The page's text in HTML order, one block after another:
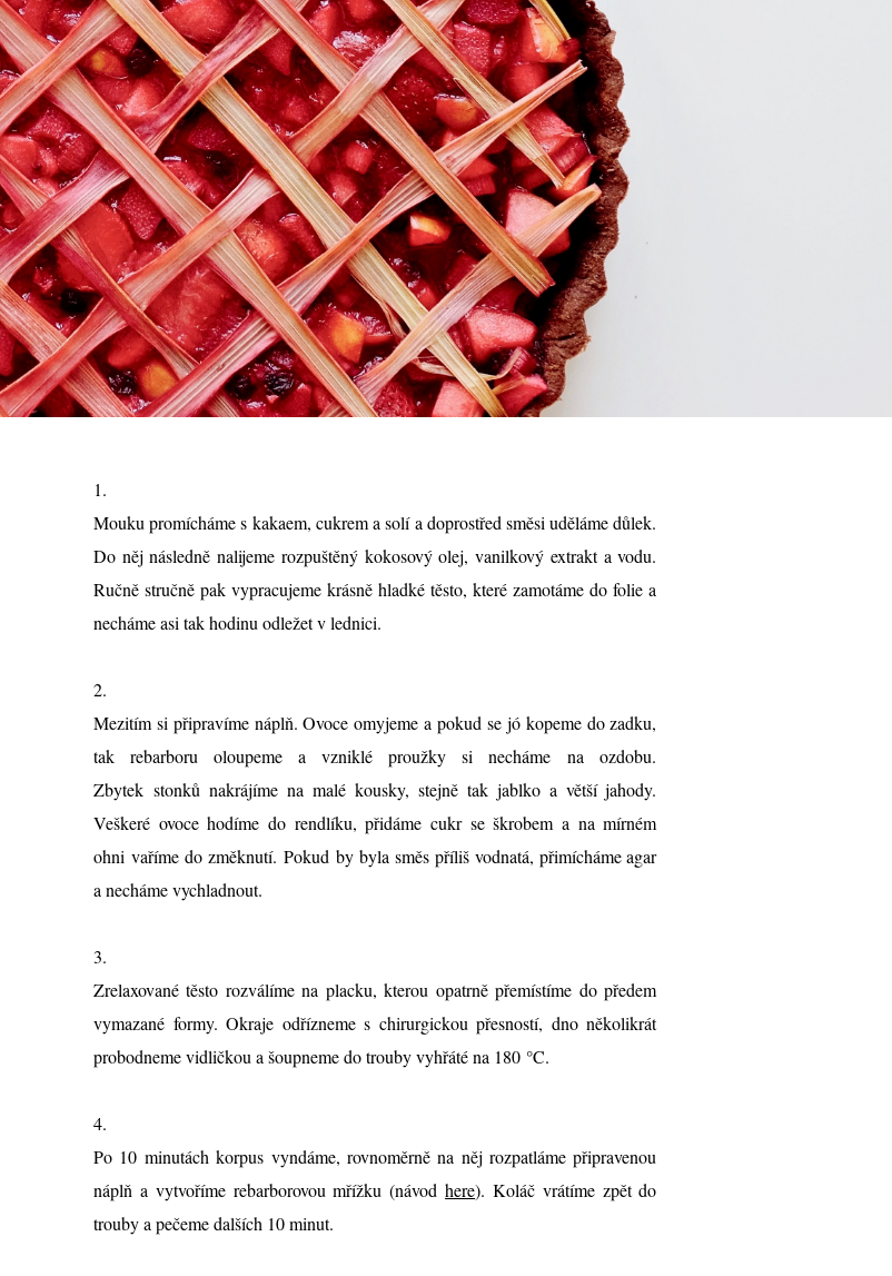
1.
Mouku promícháme s kakaem, cukrem a solí a doprostřed směsi uděláme důlek.
Do něj následně nalijeme rozpuštěný kokosový olej, vanilkový extrakt a vodu.
Ručně stručně pak vypracujeme krásně hladké těsto, které zamotáme do folie a
necháme asi tak hodinu odležet v lednici.
2.
Mezitím si připravíme náplň. Ovoce omyjeme a pokud se jó kopeme do zadku,
tak rebarboru oloupeme a vzniklé proužky si necháme na ozdobu.
Zbytek stonků nakrájíme na malé kousky, stejně tak jablko a větší jahody.
Veškeré ovoce hodíme do rendlíku, přidáme cukr se škrobem a na mírném
ohni vaříme do změknutí. Pokud by byla směs příliš vodnatá, přimícháme agar
a necháme vychladnout.
3.
Zrelaxované těsto rozválíme na placku, kterou opatrně přemístíme do předem
vymazané formy. Okraje odřízneme s chirurgickou přesností, dno několikrát
probodneme vidličkou a šoupneme do trouby vyhřáté na 180 °C.
4.
Po 10 minutách korpus vyndáme, rovnoměrně na něj rozpatláme připravenou
náplň a vytvoříme rebarborovou mřížku (návodhere). Koláč vrátíme zpět do
trouby a pečeme dalších 10 minut.